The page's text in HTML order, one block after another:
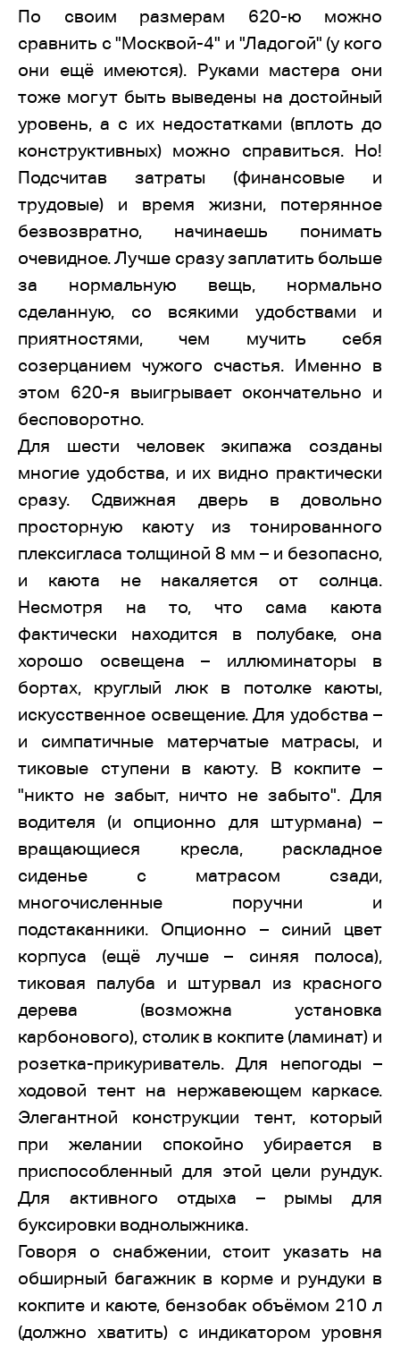
По своим размерам 620-ю можно
сравнить с "Москвой-4" и "Ладогой" (у кого
они ещё имеются). Руками мастера они
тоже могут быть выведены на достойный
уровень, а с их недостатками (вплоть до
конструктивных) можно справиться. Но!
Подсчитав затраты (финансовые и
трудовые) и время жизни, потерянное
безвозвратно, начинаешь понимать
очевидное. Лучше сразу заплатить больше
за нормальную вещь, нормально
сделанную, со всякими удобствами и
приятностями, чем мучить себя
созерцанием чужого счастья. Именно в
этом 620-я выигрывает окончательно и
бесповоротно.
Для шести человек экипажа созданы
многие удобства, и их видно практически
сразу. Сдвижная дверь в довольно
просторную каюту из тонированного
плексигласа толщиной 8 мм – и безопасно,
и каюта не накаляется от солнца.
Несмотря на то, что сама каюта
фактически находится в полубаке, она
хорошо освещена – иллюминаторы в
бортах, круглый люк в потолке каюты,
искусственное освещение. Для удобства –
и симпатичные матерчатые матрасы, и
тиковые ступени в каюту. В кокпите –
"никто не забыт, ничто не забыто". Для
водителя (и опционно для штурмана) –
вращающиеся кресла, раскладное
сиденье с матрасом сзади,
многочисленные поручни и
подстаканники. Опционно – синий цвет
корпуса (ещё лучше – синяя полоса),
тиковая палуба и штурвал из красного
дерева (возможна установка
карбонового), столик в кокпите (ламинат) и
розетка-прикуриватель. Для непогоды –
ходовой тент на нержавеющем каркасе.
Элегантной конструкции тент, который
при желании спокойно убирается в
приспособленный для этой цели рундук.
Для активного отдыха – рымы для
буксировки воднолыжника.
Говоря о снабжении, стоит указать на
обширный багажник в корме и рундуки в
кокпите и каюте, бензобак объёмом 210 л
(должно хватить) с индикатором уровня